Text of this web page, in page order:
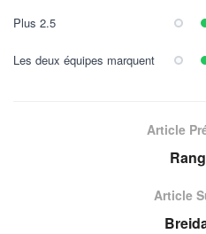
Plus 2.5
Les deux équipes marquent
Article
Article